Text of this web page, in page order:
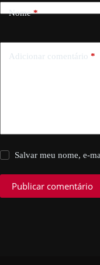
Nome*
Adicionar comentário *
Salvar meu nome, e-
Publicar comentário